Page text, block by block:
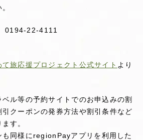
0194-22-4111
て旅応援プロジェクト公式サイト より
ル等の予約サイトでのお申込みの割
クーポンの発券方法や割引条件など
す。
同様にregionPayアプリを利用した